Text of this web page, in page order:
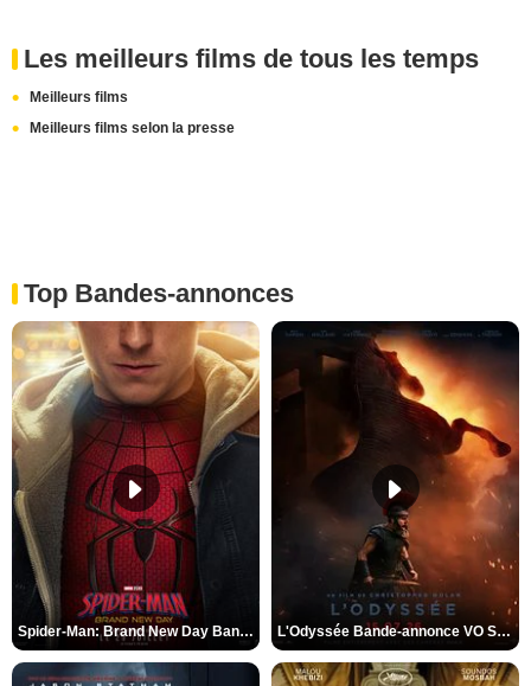
Les meilleurs films de tous les temps
Meilleurs films
Meilleurs films selon la presse
Top Bandes-annonces
Spider-Man: Brand New Day Bande-annonce VO STFR L'Odyssée Bande-annonce VO STFR